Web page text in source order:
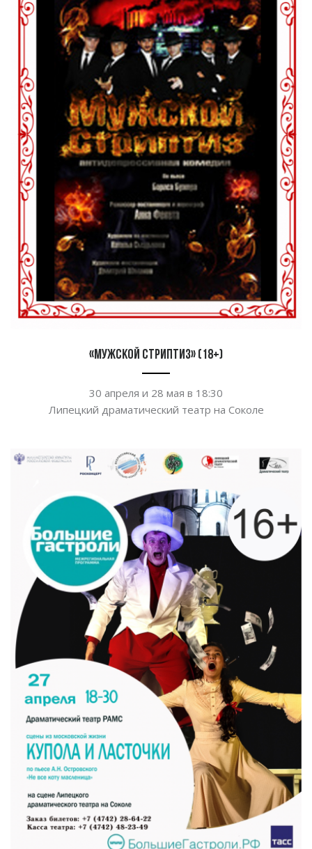
«Мужской стриптиз» (18+)
30 апреля и 28 мая в 18:30
Липецкий драматический театр на Соколе